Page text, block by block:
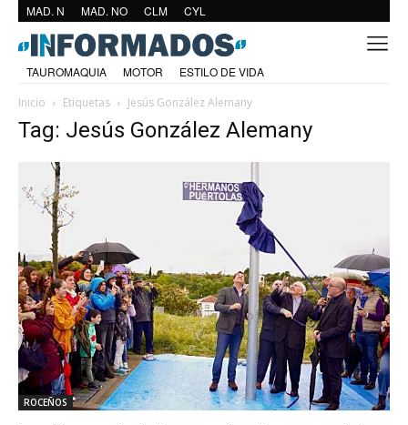
MAD. N MAD. NO CLM CYL
TAUROMAQUIA MOTOR
ESTILO DE VIDA
Inicio
Etiquetas Jesús González Alemany
Tag: Jesús González Alemany
ROCEÑOS